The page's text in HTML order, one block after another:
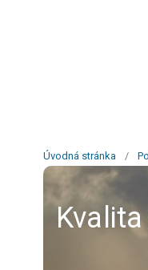
Úvodná stránka /